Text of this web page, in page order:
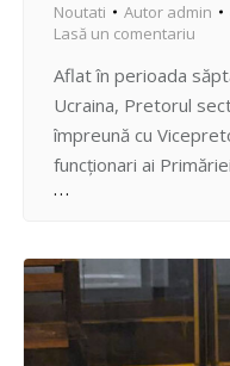
Noutati Autor admin
Lasă un comentariu
Aflat în perioada
Ucraina, Pretorul
împreună cu
funcționari ai
întrevedere cu
Cliciuc și delegația
cooperant stabilit